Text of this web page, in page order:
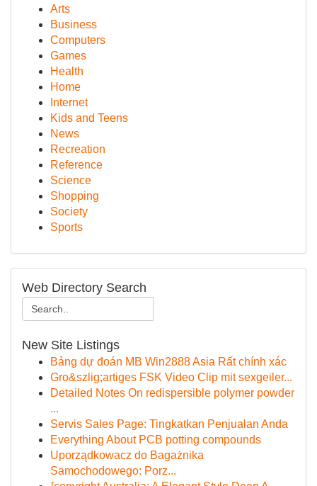
Arts
Business
Computers
Games
Health
Home
Internet
Kids and Teens
News
Recreation
Reference
Science
Shopping
Society
Sports
Web Directory Search
New Site Listings
Bảng dự đoán MB Win2888 Asia Rất chính xác
Gro&szlig;artiges FSK Video Clip mit sexgeiler...
Detailed Notes On redispersible polymer powder
...
Servis Sales Page: Tingkatkan Penjualan Anda
Everything About PCB potting compounds
Uporządkowacz do Bagażnika
Samochodowego: Porz...